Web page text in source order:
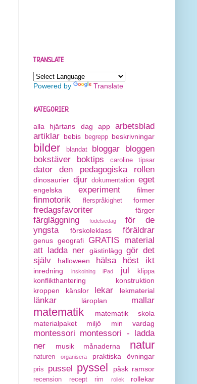
TRANSLATE
Powered by Translate
KATEGORIER
alla hjärtans dag app
arbetsblad
artiklar bebis begrepp beskrivningar
bilder blandat bloggar
bloggen
bokstäver
boktips caroline tipsar
dator den pedagogiska rollen
dinosaurier djur dokumentation eget
engelska experiment filmer
finmotorik flerspråkighet former
fredagsfavoriter färger
färgläggning födelsedag
för de
yngsta
förskoleklass föräldrar
genus geografi GRATIS material
att ladda ner
gästinlägg gör det
själv
halloween hälsa höst ikt
inredning inskolning iPad jul klippa
konflikthantering
konstruktion
kroppen
känslor lekar lekmaterial
länkar läroplan mallar
matematik
matematik skola
materialpaket
miljö min vardag
montessori montessori - ladda
ner
musik månaderna natur
naturen organisera praktiska övningar
pris pussel pyssel påsk ramsor
recension recept rim rollek rollekar